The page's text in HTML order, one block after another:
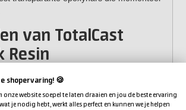
van TotalCast
Resin
mengverhouding op volume.
shopervaring! 🍪
onze website soepel te laten draaien en jou de beste ervaring
je nodig hebt, werkt alles perfect en kunnen we je helpen